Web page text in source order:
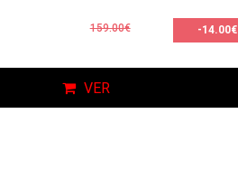
159.00€ -14.00€
VER